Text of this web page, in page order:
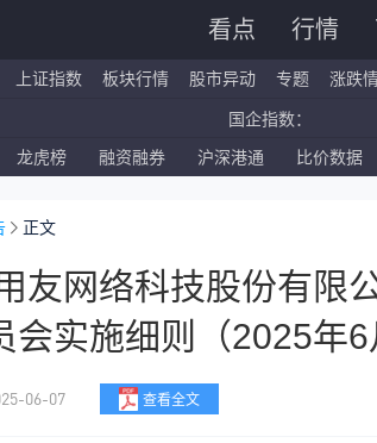
看点 行情
上证指数 板块行情 股市异动 专题 涨跌
国企指数：
： 标普500ETF：
龙虎榜 融资融券 沪深港通 比价数据
正文
友网络科技股份有限
会实施细则（2025年6
06-07 查看全文